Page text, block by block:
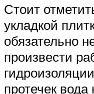
Стоит
укладкой
обязательно
произвести
протечек